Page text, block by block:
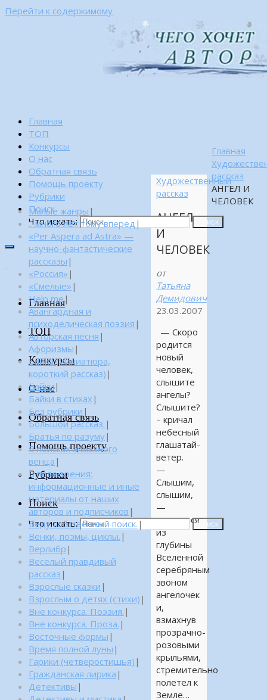
Перейти к содержимому
Главная
ТОП
Конкурсы
О нас
Обратная связь
Помощь проекту
Рубрики
Поиск
Что искать:
Поиск
Главная
ТОП
Конкурсы
О нас
Обратная связь
Помощь проекту
Рубрики
Поиск
Что искать: Поиск
Главная
рассказ
АНГЕЛ И
ЧЕЛОВЕК
Художественный
рассказ
АНГЕЛ
И
ЧЕЛОВЕК
от
Татьяна
Демидович
23.03.2007
— Скоро
родится
новый
человек,
слышите
ангелы?
Слышите?
– кричал
небесный
глашатай-
ветер.
—
Слышим,
слышим,
—
отозвался
из
глубины
Вселенной
серебряным
звоном
ангелочек
и,
взмахнув
прозрачно-
розовыми
крыльями,
стремительно
полетел к
Земле…
Малые жанры |
…много лет тому вперед |
«Per Aspera ad Astra» —
научно-фантастические
рассказы |
«Россия» |
«Смелые» |
Help me|
Авангардная и
психоделическая поэзия |
Авторская песня |
Афоризмы |
Байка (миниатюра,
короткий рассказ) |
Байки|
Байки в стихах |
Без рубрики |
Большой рассказ. |
Братья по разуму|
В поисках алмазного
венца |
В поле зрения:
информационные и иные
материалы от наших
авторов и подписчиков |
Веду собственный поиск. |
Венки, поэмы, циклы. |
Верлибр |
Веселый правдивый
рассказ |
Взрослые сказки |
Взрослым о детях (стихи) |
Вне конкурса. Поэзия. |
Вне конкурса. Проза. |
Восточные формы |
Время полной луны |
Гарики (четверостишья) |
Гражданская лирика |
Детективы |